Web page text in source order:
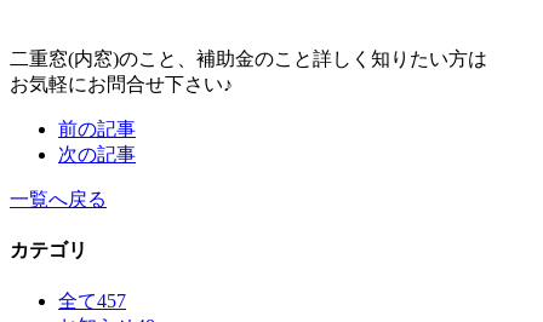
二重窓(内窓)のこと、補助金のこと詳しく知りたい方は
お気軽にお問合せ下さい♪
前の記事
次の記事
一覧へ戻る
カテゴリ
全て457